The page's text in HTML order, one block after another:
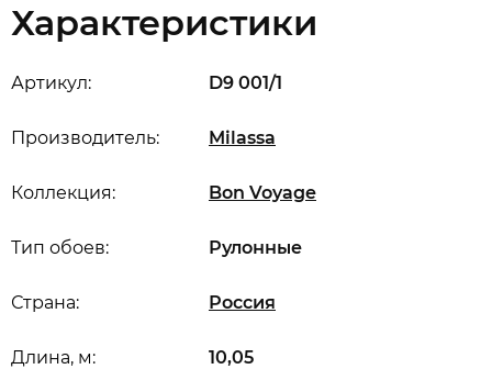
Характеристики
Артикул: D9 001/1
Производитель: Milassa
Коллекция: Bon Voyage
Длина, м: 10,05
Страна: Россия
Тип обоев: Рулонные